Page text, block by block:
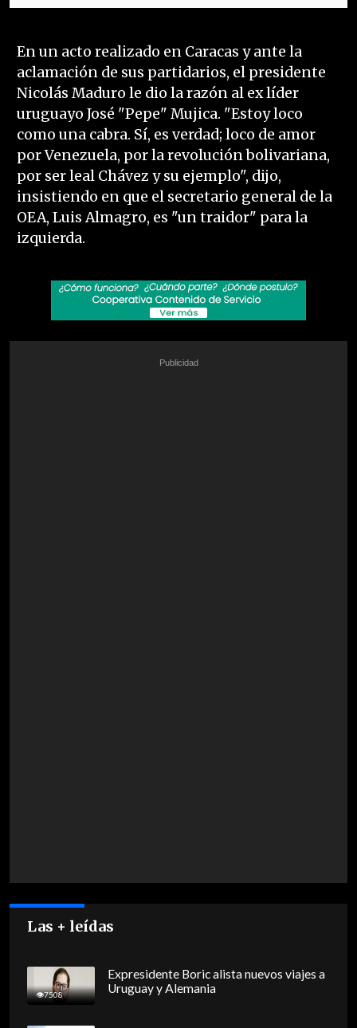
En un acto realizado en Caracas y ante la
aclamación de sus partidarios, el presidente
Nicolás Maduro le dio la razón al ex líder
uruguayo José "Pepe" Mujica. "Estoy loco
como una cabra. Sí, es verdad; loco de amor
por Venezuela, por la revolución bolivariana,
por ser leal Chávez y su ejemplo", dijo,
insistiendo en que el secretario general de la
OEA, Luis Almagro, es "un traidor" para la
izquierda.
Las + leídas
7508
Expresidente Boric alista nuevos viajes a
Uruguay y Alemania